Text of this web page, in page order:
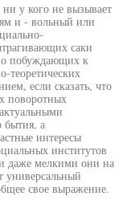
у кого не вызывает
и - вольный или
саки
побуждающих к
теоретических
если сказать, что
поворотных
бытия, а
интересы
институтов
даже мелкими они на
универсальный
свое выражение.